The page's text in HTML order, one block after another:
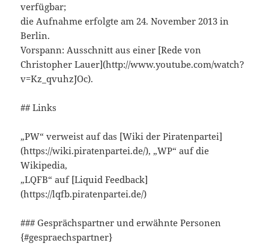
verfügbar;
die Aufnahme erfolgte am 24. November 2013 in
Berlin.
Vorspann: Ausschnitt aus einer [Rede von
Christopher Lauer](http://www.youtube.com/watch?
v=Kz_qvuhzJOc).
## Links
„PW“ verweist auf das [Wiki der Piratenpartei]
(https://wiki.piratenpartei.de/), „WP“ auf die
Wikipedia,
„LQFB“ auf [Liquid Feedback]
(https://lqfb.piratenpartei.de/)
### Gesprächspartner und erwähnte Personen
{#gespraechspartner}